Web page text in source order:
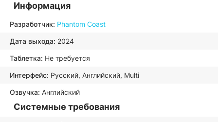
Информация
Разработчик: Phantom Coast
Дата выхода: 2024
Таблетка: Не требуется
Интерфейс: Русский, Английский, Multi
Озвучка: Английский
Системные требования